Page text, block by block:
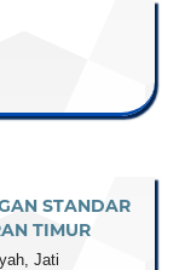
STANDAR
TIMUR
Jati